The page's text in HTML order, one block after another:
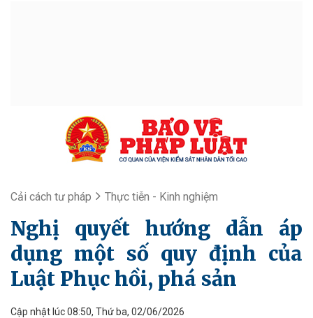
Cải cách tư pháp Thực tiễn - Kinh nghiệm
Nghị quyết hướng dẫn áp
dụng một số quy định của
Luật Phục hồi, phá sản
Cập nhật lúc 08:50, Thứ ba, 02/06/2026